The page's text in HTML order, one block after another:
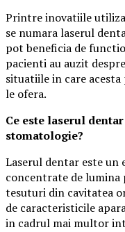
Printre inovatiile
se numara laserul
pot beneficia de
pacienti au auzit
situatiile in care
le ofera.
Ce este laserul
stomatologie?
Laserul dentar este un
concentrate de
tesuturi din cavitatea
de caracteristicile
in cadrul mai multor